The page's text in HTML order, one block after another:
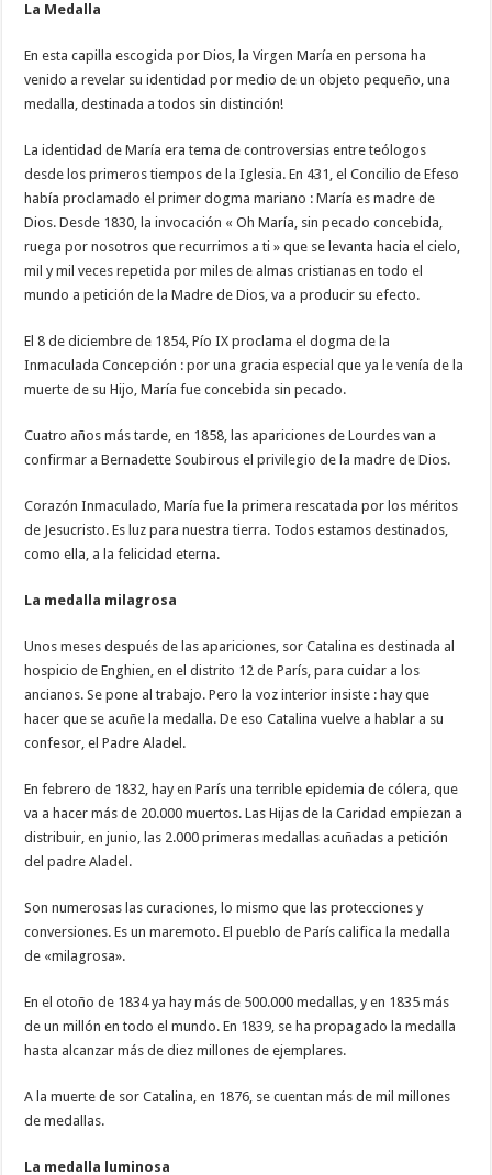
La Medalla
En esta capilla escogida por Dios, la Virgen María en persona ha
venido a revelar su identidad por medio de un objeto pequeño, una
medalla, destinada a todos sin distinción!
La identidad de María era tema de controversias entre teólogos
desde los primeros tiempos de la Iglesia. En 431, el Concilio de Efeso
había proclamado el primer dogma mariano : María es madre de
Dios. Desde 1830, la invocación « Oh María, sin pecado concebida,
ruega por nosotros que recurrimos a ti » que se levanta hacia el cielo,
mil y mil veces repetida por miles de almas cristianas en todo el
mundo a petición de la Madre de Dios, va a producir su efecto.
El 8 de diciembre de 1854, Pío IX proclama el dogma de la
Inmaculada Concepción : por una gracia especial que ya le venía de la
muerte de su Hijo, María fue concebida sin pecado.
Cuatro años más tarde, en 1858, las apariciones de Lourdes van a
confirmar a Bernadette Soubirous el privilegio de la madre de Dios.
Corazón Inmaculado, María fue la primera rescatada por los méritos
de Jesucristo. Es luz para nuestra tierra. Todos estamos destinados,
como ella, a la felicidad eterna.
La medalla milagrosa
Unos meses después de las apariciones, sor Catalina es destinada al
hospicio de Enghien, en el distrito 12 de París, para cuidar a los
ancianos. Se pone al trabajo. Pero la voz interior insiste : hay que
hacer que se acuñe la medalla. De eso Catalina vuelve a hablar a su
confesor, el Padre Aladel.
En febrero de 1832, hay en París una terrible epidemia de cólera, que
va a hacer más de 20.000 muertos. Las Hijas de la Caridad empiezan a
distribuir, en junio, las 2.000 primeras medallas acuñadas a petición
del padre Aladel.
Son numerosas las curaciones, lo mismo que las protecciones y
conversiones. Es un maremoto. El pueblo de París califica la medalla
de «milagrosa».
En el otoño de 1834 ya hay más de 500.000 medallas, y en 1835 más
de un millón en todo el mundo. En 1839, se ha propagado la medalla
hasta alcanzar más de diez millones de ejemplares.
A la muerte de sor Catalina, en 1876, se cuentan más de mil millones
de medallas.
La medalla luminosa